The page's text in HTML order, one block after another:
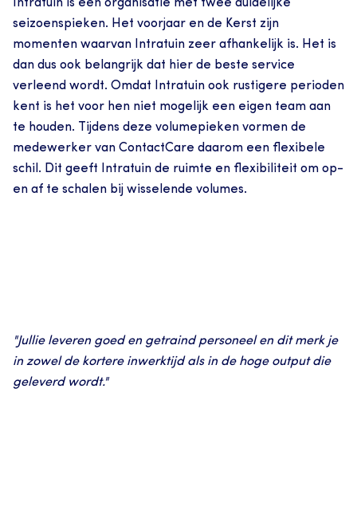
Intratuin is een organisatie met twee duidelijke
seizoenspieken. Het voorjaar en de Kerst zijn
momenten waarvan Intratuin zeer afhankelijk is. Het is
dan dus ook belangrijk dat hier de beste service
verleend wordt. Omdat Intratuin ook rustigere perioden
kent is het voor hen niet mogelijk een eigen team aan
te houden. Tijdens deze volumepieken vormen de
medewerker van ContactCare daarom een flexibele
schil. Dit geeft Intratuin de ruimte en flexibiliteit om op-
en af te schalen bij wisselende volumes.
"Jullie leveren goed en getraind personeel en dit merk je
in zowel de kortere inwerktijd als in de hoge output die
geleverd wordt."